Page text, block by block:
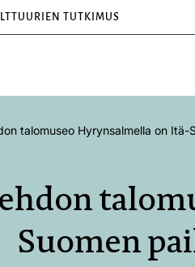
TUTKIMUS
talomuseo Hyrynsalmella on
Suomen